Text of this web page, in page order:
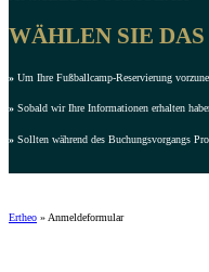
WÄHLEN SIE
» Um Ihre Fußballcamp-Reservierung
» Sobald wir Ihre Informationen erhalten
» Sollten während des Buchungsvorgangs
Ertheo » Anmeldeformular